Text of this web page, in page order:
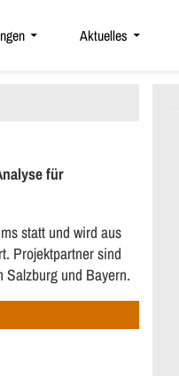
Aktuelles
für
statt und wird aus
Projektpartner sind
Salzburg und Bayern.